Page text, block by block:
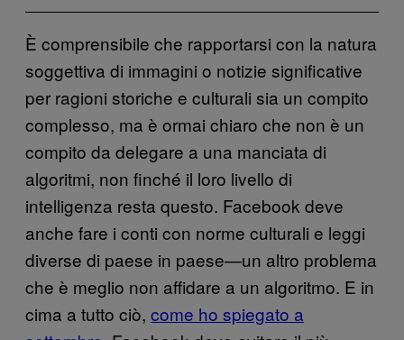
È comprensibile che rapportarsi con la natura
soggettiva di immagini o notizie significative
per ragioni storiche e culturali sia un compito
complesso, ma è ormai chiaro che non è un
compito da delegare a una manciata di
algoritmi, non finché il loro livello di
intelligenza resta questo. Facebook deve
anche fare i conti con norme culturali e leggi
diverse di paese in paese—un altro problema
che è meglio non affidare a un algoritmo. E in
cima a tutto ciò, come ho spiegato a